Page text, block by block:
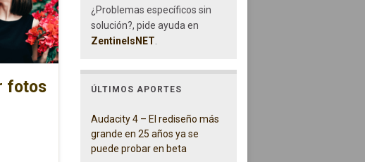
fotos
¿Problemas específicos sin
solución?, pide ayuda en
ZentinelsNET
ÚLTIMOS APORTES
Audacity 4 – El rediseño más
grande en 25 años ya se
puede probar en beta